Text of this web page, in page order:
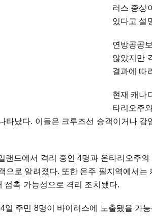
러스 증상
있다고 설
연방공공
않았지만
결과에 따
현재 캐나
타리오주
타났다. 이들은 크루즈선 승객이거나
랜드에서 격리 중인 4명과 온타리오주
으로 알려졌다. 또한 온주 필지역에서
접촉 가능성으로 격리 조치됐다.
일 주민 8명이 바이러스에 노출됐을 가